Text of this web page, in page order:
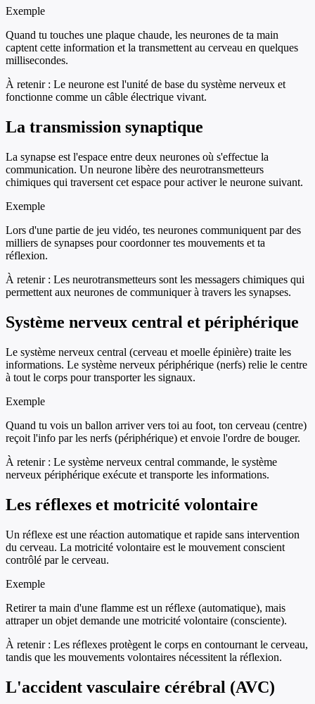
Exemple
Quand tu touches une plaque chaude, les neurones de ta main
captent cette information et la transmettent au cerveau en quelques
millisecondes.
À retenir : Le neurone est l'unité de base du système nerveux et
fonctionne comme un câble électrique vivant.
La transmission synaptique
La synapse est l'espace entre deux neurones où s'effectue la
communication. Un neurone libère des neurotransmetteurs
chimiques qui traversent cet espace pour activer le neurone suivant.
Exemple
Lors d'une partie de jeu vidéo, tes neurones communiquent par des
milliers de synapses pour coordonner tes mouvements et ta
réflexion.
À retenir : Les neurotransmetteurs sont les messagers chimiques qui
permettent aux neurones de communiquer à travers les synapses.
Système nerveux central et périphérique
Le système nerveux central (cerveau et moelle épinière) traite les
informations. Le système nerveux périphérique (nerfs) relie le centre
à tout le corps pour transporter les signaux.
Exemple
Quand tu vois un ballon arriver vers toi au foot, ton cerveau (centre)
reçoit l'info par les nerfs (périphérique) et envoie l'ordre de bouger.
À retenir : Le système nerveux central commande, le système
nerveux périphérique exécute et transporte les informations.
Les réflexes et motricité volontaire
Un réflexe est une réaction automatique et rapide sans intervention
du cerveau. La motricité volontaire est le mouvement conscient
contrôlé par le cerveau.
Exemple
Retirer ta main d'une flamme est un réflexe (automatique), mais
attraper un objet demande une motricité volontaire (consciente).
À retenir : Les réflexes protègent le corps en contournant le cerveau,
tandis que les mouvements volontaires nécessitent la réflexion.
L'accident vasculaire cérébral (AVC)